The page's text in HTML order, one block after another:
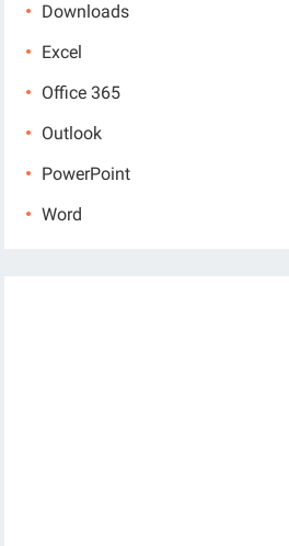
Downloads
Excel
Office 365
Outlook
PowerPoint
Word